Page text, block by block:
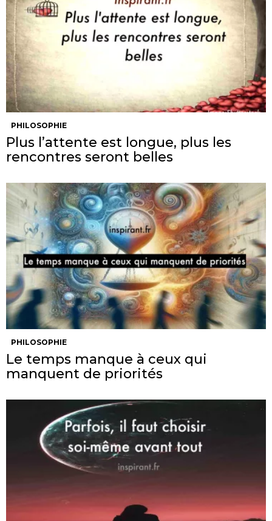
PHILOSOPHIE
Plus l’attente est longue, plus les
rencontres seront belles
PHILOSOPHIE
Le temps manque à ceux qui
manquent de priorités